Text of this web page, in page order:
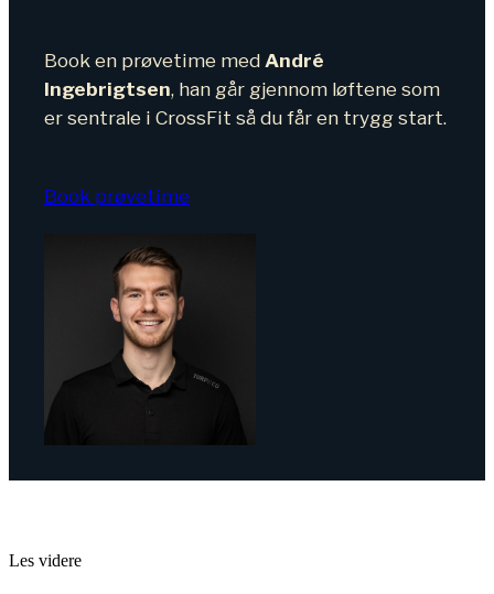
Book en prøvetime med André
Ingebrigtsen, han går gjennom løftene som
er sentrale i CrossFit så du får en trygg start.
Book prøvetime
Les videre